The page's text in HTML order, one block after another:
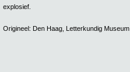
explosief.
Origineel: Den Haag, Letterkundig Museum